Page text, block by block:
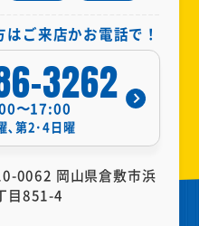
ご来店かお電話で！
3262
〜17:00
､第2･4日曜
0062 岡山県倉敷市浜
目851-4